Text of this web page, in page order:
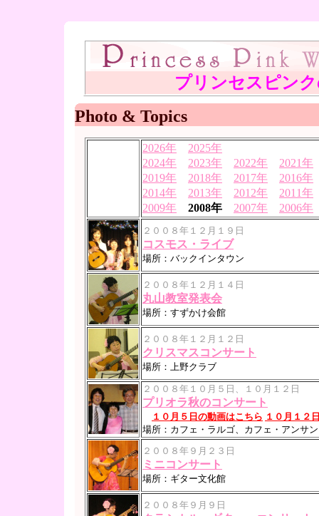
プリンセスピン
Photo & Topics
2026年
2025年
2024年
2023年 2022年
2021年
2019年
2018年 2017年
2016年
2014年
2013年 2012年
2011年
2009年
2008年 2007年 2006年
２００８年１２月１９日
コスモス・ライブ
場所：バックインタウン
２００８年１２月１４日
丸山教室発表会
場所：すずかけ会館
２００８年１２月１２日
クリスマスコンサート
場所：上野クラブ
２００８年１０月５日、１０月１２日
プリオラ秋のコンサート
１０月５日の動画はこちら １０月１２
場所：カフェ・ラルゴ、カフェ・アンサ
２００８年９月２３日
ミニコンサート
場所：ギター文化館
２００８年９月９日